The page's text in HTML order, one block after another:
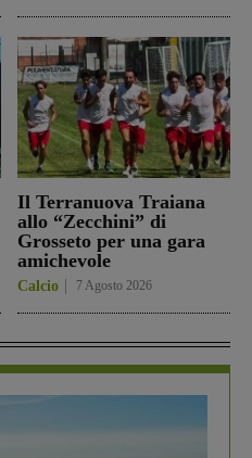
Il Terranuova Traiana
allo “Zecchini” di
Grosseto per una gara
amichevole
Calcio 7 Agosto 2026